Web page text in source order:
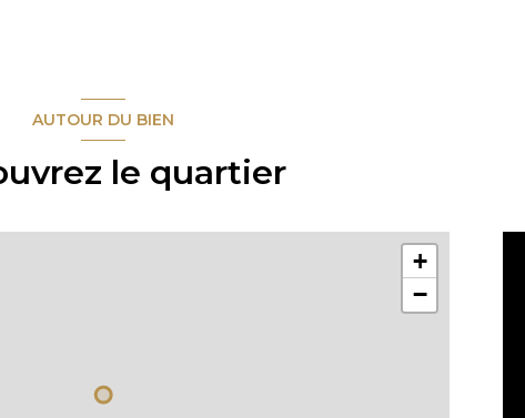
AUTOUR DU BIEN
le quartier
+
−